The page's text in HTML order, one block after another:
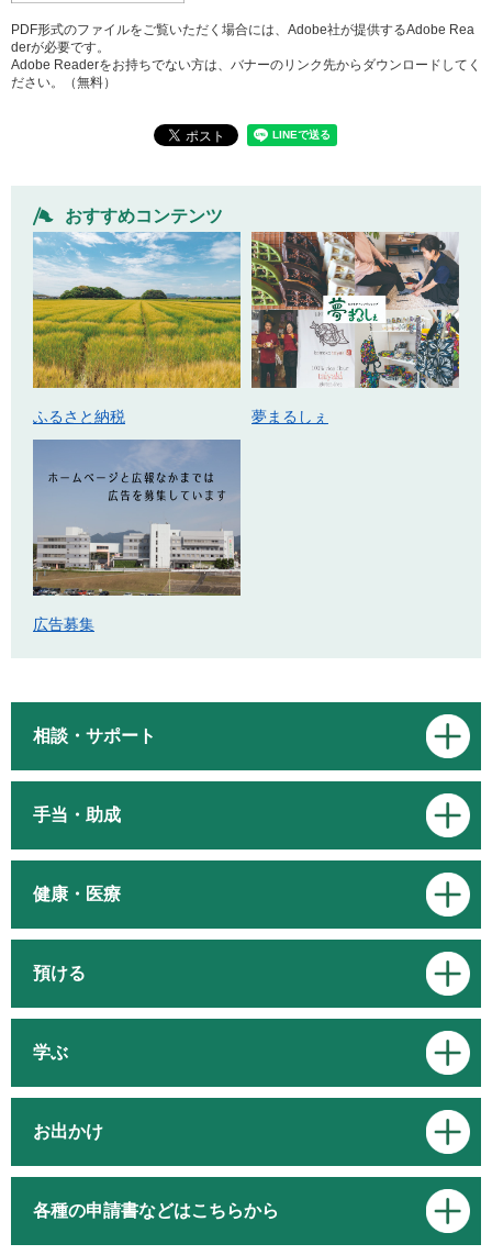
PDF形式のファイルをご覧いただく場合には、Adobe社が提供するAdobe Rea
derが必要です。
Adobe Readerをお持ちでない方は、バナーのリンク先からダウンロードしてく
ださい。（無料）
おすすめコンテンツ
ふるさと納税 夢まるしぇ
広告募集
相談・サポート
手当・助成
健康・医療
預ける
学ぶ
お出かけ
各種の申請書などはこちらから